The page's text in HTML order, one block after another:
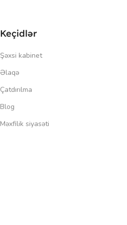
Keçidlər
Şəxsi kabinet
Əlaqə
Çatdırılma
Blog
Məxfilik siyasəti